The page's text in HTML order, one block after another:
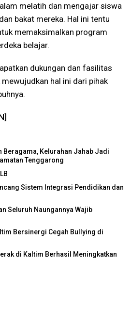
melatih dan mengajar siswa
bakat mereka. Hal ini tentu
memaksimalkan program
belajar.
dukungan dan fasilitas
hal ini dari pihak
Beragama, Kelurahan Jahab Jadi
Tenggarong
Sistem Integrasi Pendidikan dan
Seluruh Naungannya Wajib
Bersinergi Cegah Bullying di
di Kaltim Berhasil Meningkatkan